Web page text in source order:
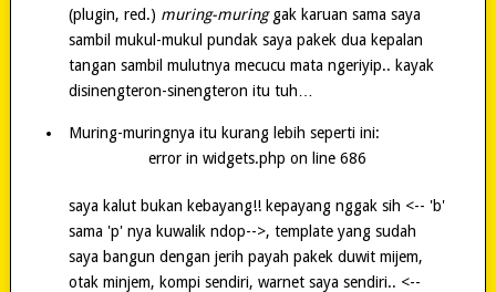
(plugin, red.) muring-muringgak karuan sama saya
sambil mukul-mukul pundak saya pakek dua kepalan
tangan sambil mulutnya mecucu mata ngeriyip.. kayak
disinengteron-sinengteron itu tuh…
Muring-muringnya itu kurang lebih seperti ini:
error in widgets.php on line 686
saya kalut bukan kebayang!! kepayang nggak sih <-- 'b'
sama 'p' nya kuwalik ndop-->, template yang sudah
saya bangun dengan jerih payah pakek duwit mijem,
otak minjem, kompi sendiri, warnet saya sendiri.. <--